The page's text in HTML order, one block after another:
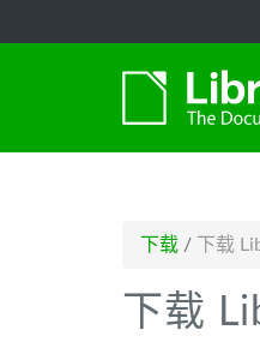
下载 / 下载
下载